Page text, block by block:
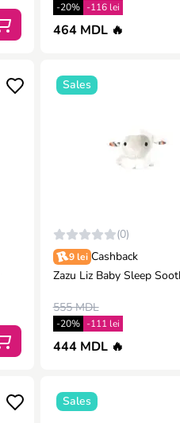
-20% -116 lei
464 MDL 🔥
Sales
(0)
9 lei Cashback
Zazu Liz Baby Sleep
555 MDL
-20% -111 lei
444 MDL 🔥
Sales